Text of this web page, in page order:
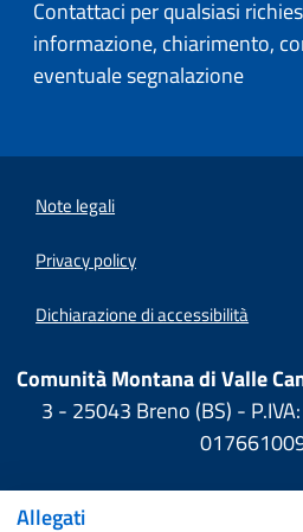
Allegati
Contattaci per qualsiasi
informazione, chiarimento,
eventuale segnalazione
Note legali
Privacy policy
Dichiarazione di accessibilità
Comunità Montana di Valle
3 - 25043 Breno (BS) -